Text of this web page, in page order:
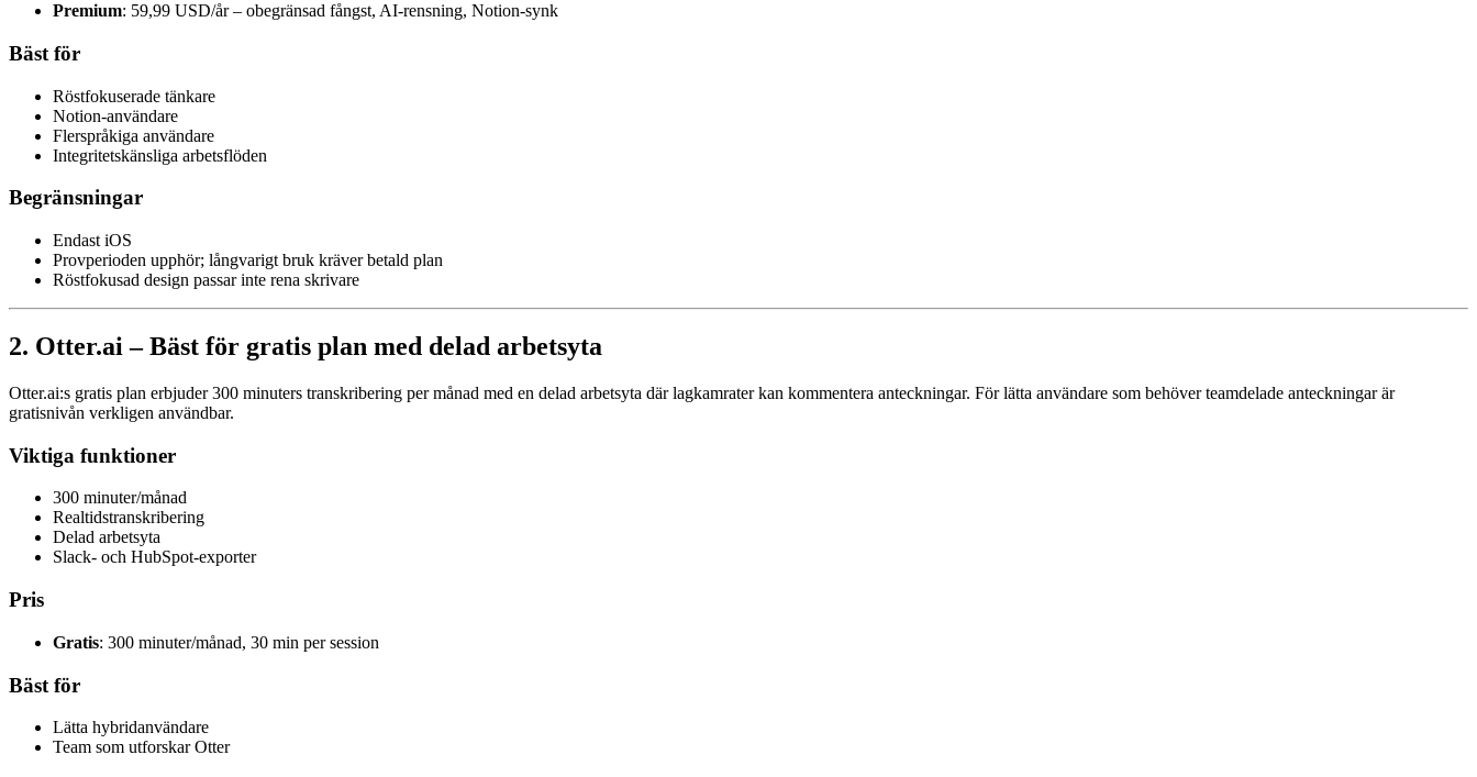
Premium: 59,99 USD/år – obegränsad fångst, AI-rensning, Notion-synk
Bäst för
Röstfokuserade tänkare
Notion-användare
Flerspråkiga användare
Integritetskänsliga arbetsflöden
Begränsningar
Endast iOS
Provperioden upphör; långvarigt bruk kräver betald plan
Röstfokusad design passar inte rena skrivare
2. Otter.ai – Bäst för gratis plan med delad arbetsyta
Otter.ai:s gratis plan erbjuder 300 minuters transkribering per månad med en delad arbetsyta där lagkamrater kan kommentera anteckningar. För lätta användare som behöver teamdelade anteckningar är
gratisnivån verkligen användbar.
Viktiga funktioner
300 minuter/månad
Realtidstranskribering
Delad arbetsyta
Slack- och HubSpot-exporter
Pris
Gratis: 300 minuter/månad, 30 min per session
Bäst för
Lätta hybridanvändare
Team som utforskar Otter